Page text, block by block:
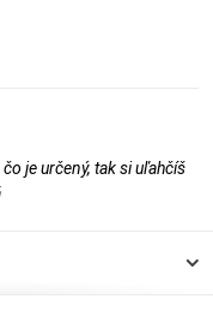
je určený, tak si uľahčíš